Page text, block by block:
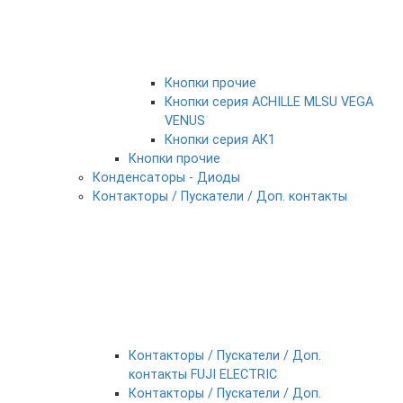
Кнопки прочие
Кнопки серия ACHILLE MLSU VEGA
VENUS
Кнопки серия АК1
Кнопки прочие
Конденсаторы - Диоды
Контакторы / Пускатели / Доп. контакты
Контакторы / Пускатели / Доп.
контакты FUJI ELECTRIC
Контакторы / Пускатели / Доп.